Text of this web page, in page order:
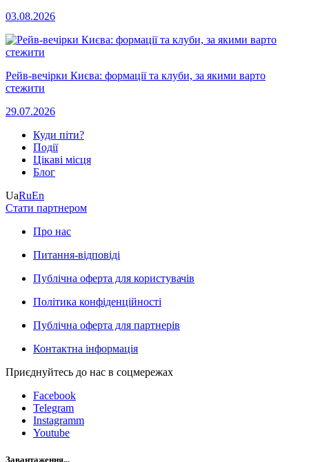
03.08.2026
Рейв-вечірки Києва: формації та клуби, за якими варто
стежити
29.07.2026
Куди піти?
Події
Цікаві місця
Блог
UaRuEn
Стати партнером
Про нас
Питання-відповіді
Публічна оферта для користувачів
Політика конфіденційності
Публічна оферта для партнерів
Контактна інформація
Приєднуйтесь до нас в соцмережах
Facebook
Telegram
Instagramm
Youtube
Завантаження...